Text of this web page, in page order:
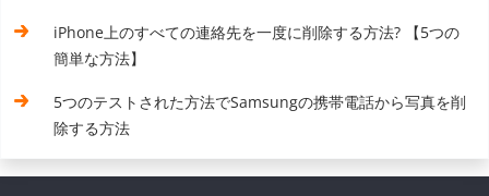
iPhone上のすべての連絡先を一度に削除する方法? 【5つの
簡単な方法】
5つのテストされた方法でSamsungの携帯電話から写真を削
除する方法